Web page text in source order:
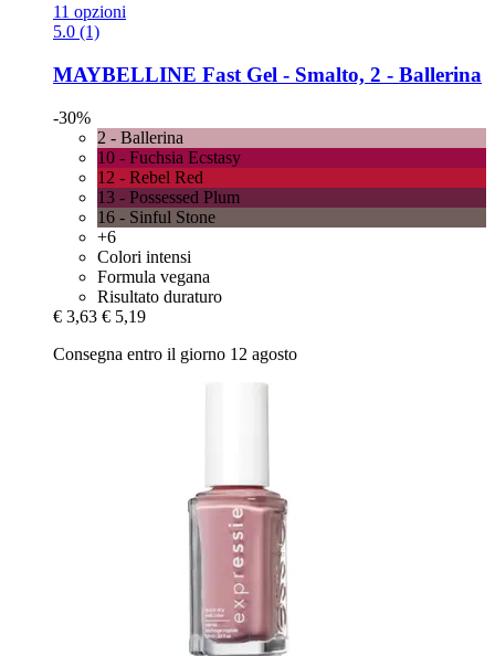
11 opzioni
5.0 (1)
MAYBELLINE Fast Gel -​ Smalto, 2 -​ Ballerina
-30%
2 - Ballerina
10 - Fuchsia Ecstasy
12 - Rebel Red
13 - Possessed Plum
16 - Sinful Stone
+6
Colori intensi
Formula vegana
Risultato duraturo
€ 3,63 € 5,19
Consegna entro il giorno 12 agosto